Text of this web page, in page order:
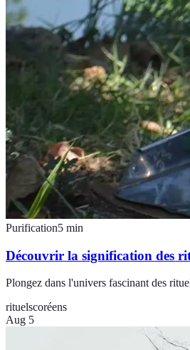
Purification5 min
Découvrir la signification des
Plongez dans l'univers fascinant des
rituelscoréens
Aug 5